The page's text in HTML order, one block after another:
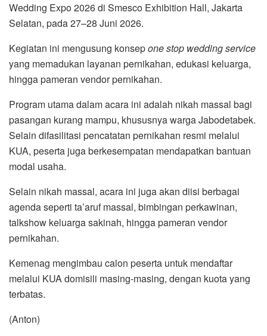
Wedding Expo 2026 di Smesco Exhibition Hall, Jakarta
Selatan, pada 27–28 Juni 2026.
Kegiatan ini mengusung konsepone stop wedding service
yang memadukan layanan pernikahan, edukasi keluarga,
hingga pameran vendor pernikahan.
Program utama dalam acara ini adalah nikah massal bagi
pasangan kurang mampu, khususnya warga Jabodetabek.
Selain difasilitasi pencatatan pernikahan resmi melalui
KUA, peserta juga berkesempatan mendapatkan bantuan
modal usaha.
Selain nikah massal, acara ini juga akan diisi berbagai
agenda seperti ta’aruf massal, bimbingan perkawinan,
talkshow keluarga sakinah, hingga pameran vendor
pernikahan.
Kemenag mengimbau calon peserta untuk mendaftar
melalui KUA domisili masing-masing, dengan kuota yang
terbatas.
(Anton)